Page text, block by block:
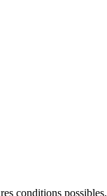
conditions possibles.